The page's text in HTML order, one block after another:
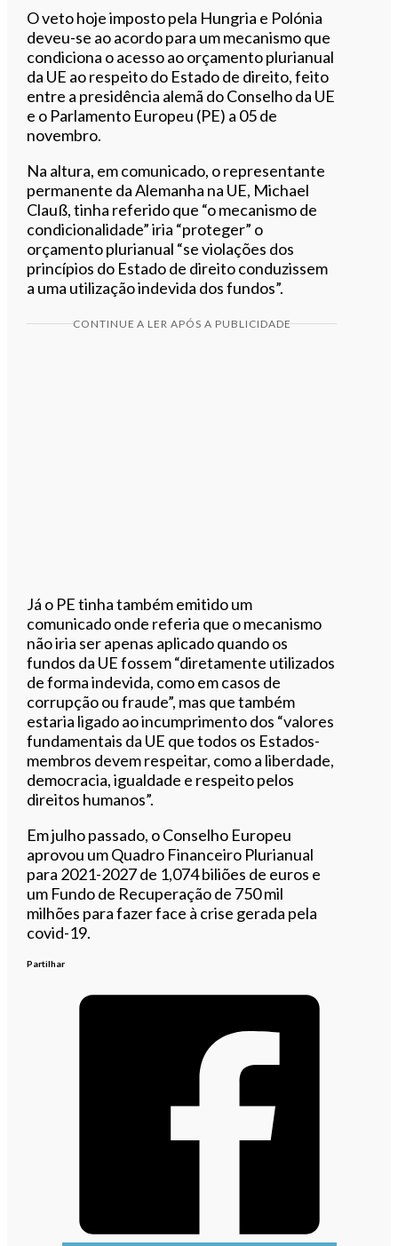
O veto hoje imposto pela Hungria e Polónia
deveu-se ao acordo para um mecanismo que
condiciona o acesso ao orçamento plurianual
da UE ao respeito do Estado de direito, feito
entre a presidência alemã do Conselho da UE
e o Parlamento Europeu (PE) a 05 de
novembro.
Na altura, em comunicado, o representante
permanente da Alemanha na UE, Michael
Clauß, tinha referido que “o mecanismo de
condicionalidade” iria “proteger” o
orçamento plurianual “se violações dos
princípios do Estado de direito conduzissem
a uma utilização indevida dos fundos”.
CONTINUE A LER APÓS A PUBLICIDADE
Já o PE tinha também emitido um
comunicado onde referia que o mecanismo
não iria ser apenas aplicado quando os
fundos da UE fossem “diretamente utilizados
de forma indevida, como em casos de
corrupção ou fraude”, mas que também
estaria ligado ao incumprimento dos “valores
fundamentais da UE que todos os Estados-
membros devem respeitar, como a liberdade,
democracia, igualdade e respeito pelos
direitos humanos”.
Em julho passado, o Conselho Europeu
aprovou um Quadro Financeiro Plurianual
para 2021-2027 de 1,074 biliões de euros e
um Fundo de Recuperação de 750 mil
milhões para fazer face à crise gerada pela
covid-19.
Partilhar